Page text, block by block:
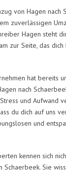
von Hagen nach
zuverlässigen
Hagen steht
zur Seite, das
hat bereits
nach
und Aufwand
du dich auf uns
und
kennen sich
Schaerbeek. Sie